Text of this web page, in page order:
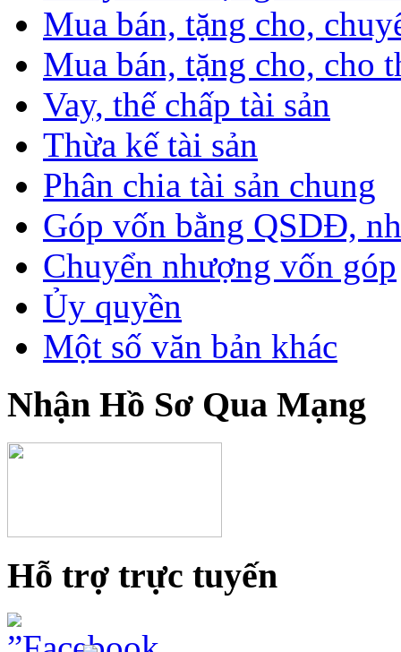
Mua bán, tặng cho,
Mua bán, tặng cho, cho
Vay, thế chấp tài sản
Thừa kế tài sản
Phân chia tài sản chung
Góp vốn bằng QSDĐ,
Chuyển nhượng vốn góp
Ủy quyền
Một số văn bản khác
Nhận Hồ Sơ Qua Mạng
Hỗ trợ trực tuyến